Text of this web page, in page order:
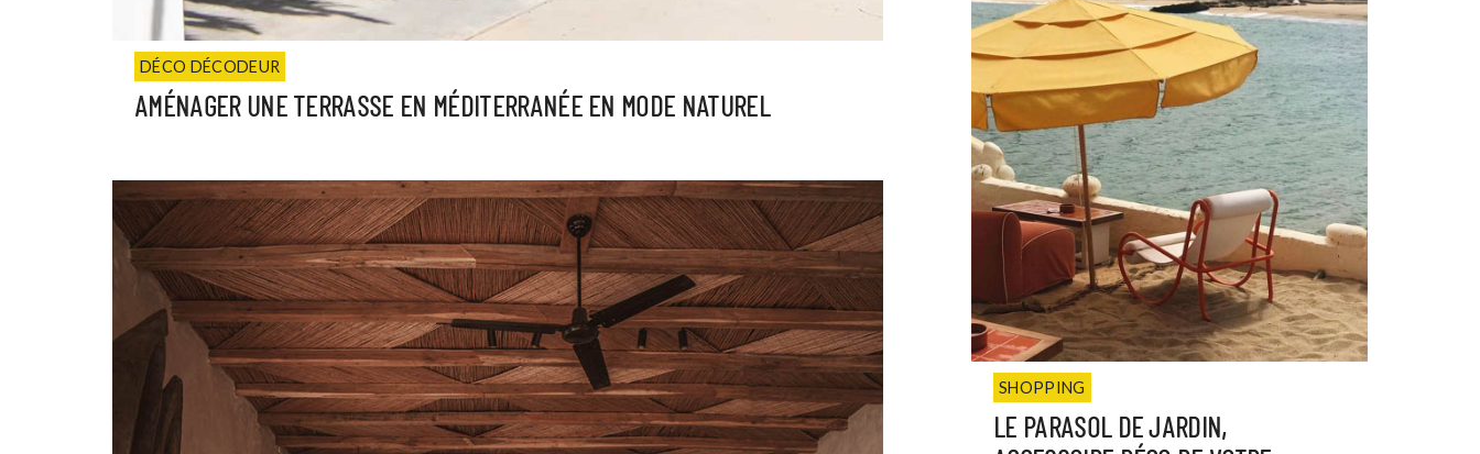
DÉCO DÉCODEUR
AMÉNAGER UNE TERRASSE EN MÉDITERRANÉE EN MODE NATUREL
SHOPPING
LE PARASOL DE JARDIN,